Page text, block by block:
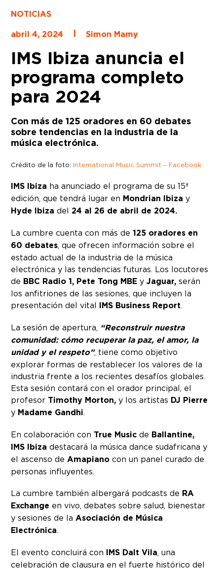
NOTICIAS
abril 4, 2024
Simon Mamy
IMS Ibiza anuncia el
programa completo
para 2024
Con más de 125 oradores en 60 debates
sobre tendencias en la industria de la
música electrónica.
Crédito de la foto:International Music Summit – Facebook
IMS Ibiza ha anunciado el programa de su 15ª
edición, que tendrá lugar en Mondrian Ibiza y
Hyde Ibiza del 24 al 26 de abril de 2024.
La cumbre cuenta con más de125 oradores en
60 debates, que ofrecen información sobre el
estado actual de la industria de la música
electrónica y las tendencias futuras. Los locutores
de BBC Radio 1, Pete Tong MBE yJaguar, serán
los anfitriones de las sesiones, que incluyen la
presentación del vital IMS Business Report.
La sesión de apertura, “Reconstruir nuestra
comunidad: cómo recuperar la paz, el amor, la
unidad y el respeto”, tiene como objetivo
explorar formas de restablecer los valores de la
industria frente a los recientes desafíos globales.
Esta sesión contará con el orador principal, el
profesor Timothy Morton, y los artistas DJ Pierre
y Madame Gandhi.
En colaboración con True Music de Ballantine,
IMS Ibiza destacará la música dance sudafricana y
el ascenso de Amapiano con un panel curado de
personas influyentes.
La cumbre también albergará podcasts de RA
Exchange en vivo, debates sobre salud, bienestar
y sesiones de la Asociación de Música
Electrónica.
El evento concluirá con IMS Dalt Vila, una
celebración de clausura en el fuerte histórico del